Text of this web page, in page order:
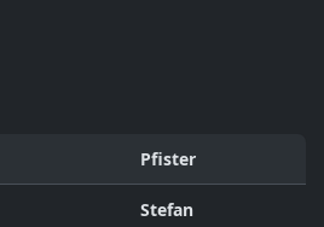
Pfister
Stefan